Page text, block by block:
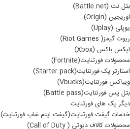
بتل.نت (Battle.net)
اوریجین (Origin)
یوپلی (Uplay)
ریوت گیمز( Riot Games)
ایکس باکس (Xbox)
محصولات فورتنایت(Fortnite)
استارتر پک فورتنایت(Starter pack)
ویباکس فورتنایت(Vbucks)
بتل پس فورتنایت(Battle pass)
دیگر پک های فورتنایت
خدمات گیفت فورتنایت(گیفت ایتم شاپ فورتنایت)
محصولات کالاف دیوتی ( Call of Duty)